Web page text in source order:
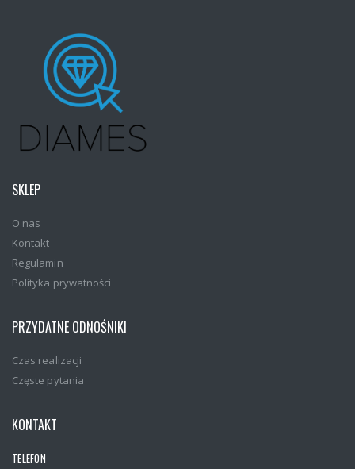
SKLEP
O nas
Kontakt
Regulamin
Polityka prywatności
PRZYDATNE ODNOŚNIKI
Czas realizacji
Częste pytania
KONTAKT
TELEFON